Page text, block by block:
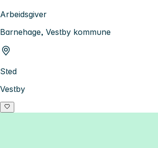
Arbeidsgiver
Barnehage, Vestby kommune
Sted
Vestby